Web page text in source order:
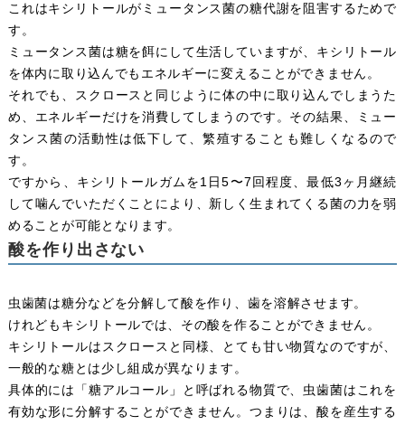
これはキシリトールがミュータンス菌の糖代謝を阻害するためで
す。
ミュータンス菌は糖を餌にして生活していますが、キシリトール
を体内に取り込んでもエネルギーに変えることができません。
それでも、スクロースと同じように体の中に取り込んでしまうた
め、エネルギーだけを消費してしまうのです。その結果、ミュー
タンス菌の活動性は低下して、繁殖することも難しくなるので
す。
ですから、キシリトールガムを1日5〜7回程度、最低3ヶ月継続
して噛んでいただくことにより、新しく生まれてくる菌の力を弱
めることが可能となります。
酸を作り出さない
虫歯菌は糖分などを分解して酸を作り、歯を溶解させます。
けれどもキシリトールでは、その酸を作ることができません。
キシリトールはスクロースと同様、とても甘い物質なのですが、
一般的な糖とは少し組成が異なります。
具体的には「糖アルコール」と呼ばれる物質で、虫歯菌はこれを
有効な形に分解することができません。つまりは、酸を産生する